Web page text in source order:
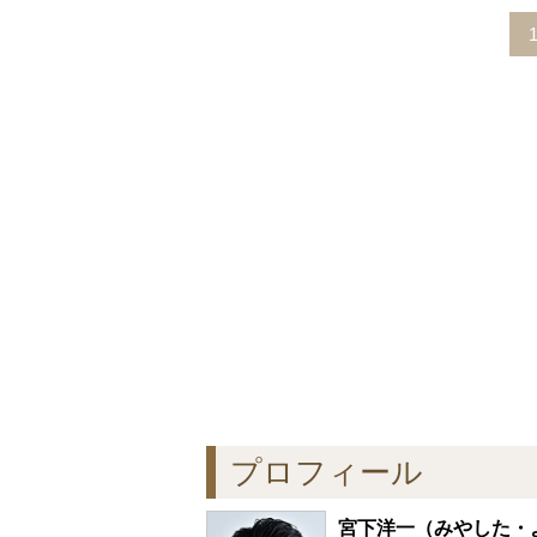
1
プロフィール
宮下洋一 （みやした・